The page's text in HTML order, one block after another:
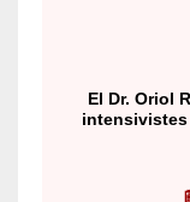
El Dr. Oriol